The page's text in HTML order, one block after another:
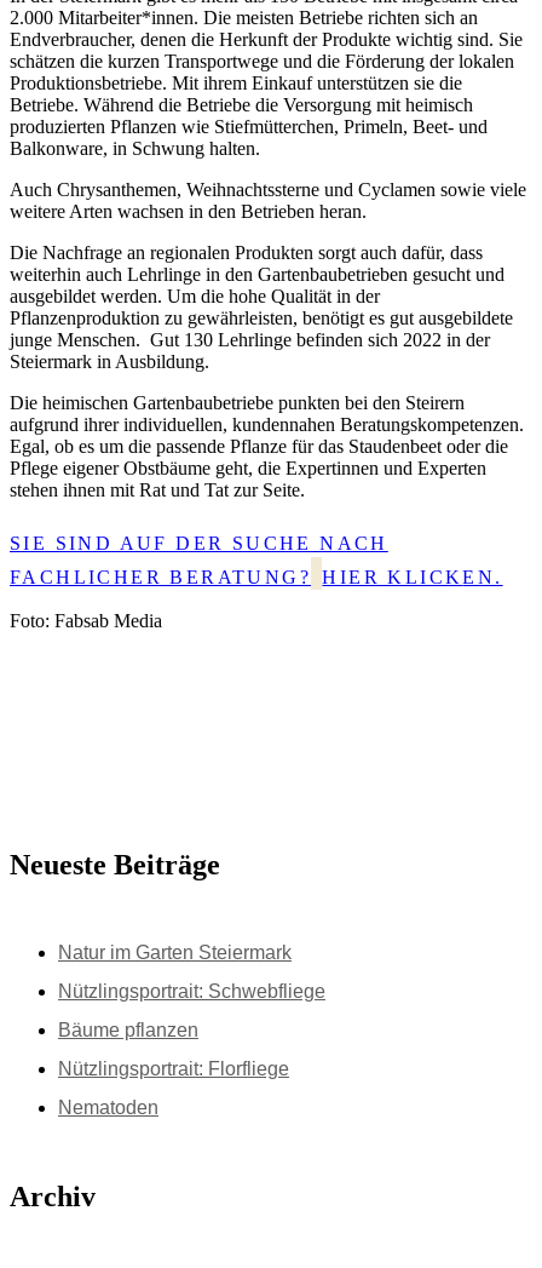
2.000 Mitarbeiter*innen. Die meisten Betriebe richten sich an
Endverbraucher, denen die Herkunft der Produkte wichtig sind. Sie
schätzen die kurzen Transportwege und die Förderung der lokalen
Produktionsbetriebe. Mit ihrem Einkauf unterstützen sie die
Betriebe. Während die Betriebe die Versorgung mit heimisch
produzierten Pflanzen wie Stiefmütterchen, Primeln, Beet- und
Balkonware, in Schwung halten.
Auch Chrysanthemen, Weihnachtssterne und Cyclamen sowie viele
weitere Arten wachsen in den Betrieben heran.
Die Nachfrage an regionalen Produkten sorgt auch dafür, dass
weiterhin auch Lehrlinge in den Gartenbaubetrieben gesucht und
ausgebildet werden. Um die hohe Qualität in der
Pflanzenproduktion zu gewährleisten, benötigt es gut ausgebildete
junge Menschen. Gut 130 Lehrlinge befinden sich 2022 in der
Steiermark in Ausbildung.
Die heimischen Gartenbaubetriebe punkten bei den Steirern
aufgrund ihrer individuellen, kundennahen Beratungskompetenzen.
Egal, ob es um die passende Pflanze für das Staudenbeet oder die
Pflege eigener Obstbäume geht, die Expertinnen und Experten
stehen ihnen mit Rat und Tat zur Seite.
SIE SIND AUF DER SUCHE NACH
FACHLICHER BERATUNG?
HIER KLICKEN.
Foto: Fabsab Media
Neueste Beiträge
Natur im Garten Steiermark
Nützlingsportrait: Schwebfliege
Bäume pflanzen
Nützlingsportrait: Florfliege
Nematoden
Archiv